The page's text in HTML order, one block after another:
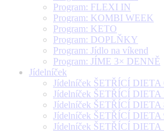
Program: FLEXI IN
Program: KOMBI WEEK
Program: KETO
Program: DOPLŇKY
Program: Jídlo na víkend
Program: JÍME 3× DENNĚ
Jídelníček
Jídelníček ŠETŘÍCÍ DIETA
Jídelníček ŠETŘÍCÍ DIETA
Jídelníček ŠETŘÍCÍ DIETA
Jídelníček ŠETŘÍCÍ DIETA
Jídelníček ŠETŘÍCÍ DIETA